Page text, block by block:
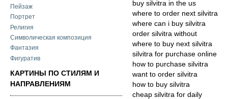
Пейзаж
Портрет
Религия
Символическая композиция
Фантазия
Фигуратив
КАРТИНЫ ПО СТИЛЯМ И
НАПРАВЛЕНИЯМ
buy silvitra in the us
where to order next silvitra
where can i buy silvitra
order silvitra without
where to buy next silvitra
silvitra for purchase online
how to purchase silvitra
want to order silvitra
how to buy silvitra
cheap silvitra for daily